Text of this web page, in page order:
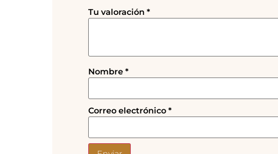
Tu valoración *
Nombre *
Correo electrónico *